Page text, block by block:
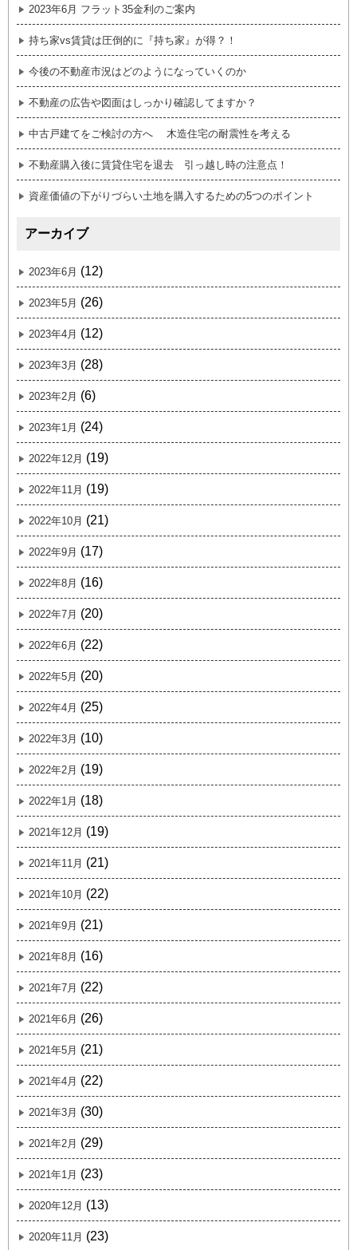
2023年6月 フラット35金利のご案内
持ち家vs賃貸は圧倒的に『持ち家』が得？！
今後の不動産市況はどのようになっていくのか
不動産の広告や図面はしっかり確認してますか？
中古戸建てをご検討の方へ 木造住宅の耐震性を考える
不動産購入後に賃貸住宅を退去 引っ越し時の注意点！
資産価値の下がりづらい土地を購入するための5つのポイント
アーカイブ
2023年6月 (12)
2023年5月 (26)
2023年4月 (12)
2023年3月 (28)
2023年2月 (6)
2023年1月 (24)
2022年12月 (19)
2022年11月 (19)
2022年10月 (21)
2022年9月 (17)
2022年8月 (16)
2022年7月 (20)
2022年6月 (22)
2022年5月 (20)
2022年4月 (25)
2022年3月 (10)
2022年2月 (19)
2022年1月 (18)
2021年12月 (19)
2021年11月 (21)
2021年10月 (22)
2021年9月 (21)
2021年8月 (16)
2021年7月 (22)
2021年6月 (26)
2021年5月 (21)
2021年4月 (22)
2021年3月 (30)
2021年2月 (29)
2021年1月 (23)
2020年12月 (13)
2020年11月 (23)